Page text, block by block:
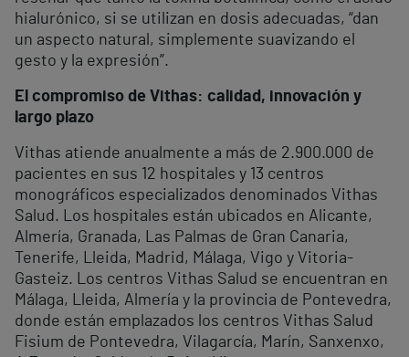
hialurónico, si se utilizan en dosis adecuadas, “dan
un aspecto natural, simplemente suavizando el
gesto y la expresión”.
El compromiso de Vithas: calidad, innovación y
largo plazo
Vithas atiende anualmente a más de 2.900.000 de
pacientes en sus 12 hospitales y 13 centros
monográficos especializados denominados Vithas
Salud. Los hospitales están ubicados en Alicante,
Almería, Granada, Las Palmas de Gran Canaria,
Tenerife, Lleida, Madrid, Málaga, Vigo y Vitoria-
Gasteiz. Los centros Vithas Salud se encuentran en
Málaga, Lleida, Almería y la provincia de Pontevedra,
donde están emplazados los centros Vithas Salud
Fisium de Pontevedra, Vilagarcía, Marín, Sanxenxo,